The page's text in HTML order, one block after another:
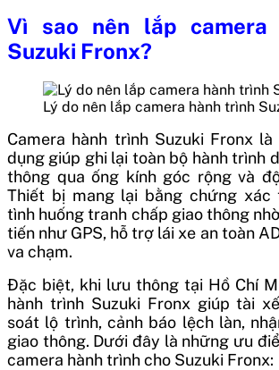
Vì sao nên lắp camera
Suzuki Fronx?
Lý do nên lắp camera hành trình
Camera hành trình Suzuki Fronx
dụng giúp ghi lại toàn bộ hành trình
thông qua ống kính góc rộng và
Thiết bị mang lại bằng chứng
tình huống tranh chấp giao thông
tiến như GPS, hỗ trợ lái xe an toàn
va chạm.
Đặc biệt, khi lưu thông tại Hồ Chí
hành trình Suzuki Fronx giúp tài
soát lộ trình, cảnh báo lệch làn,
giao thông. Dưới đây là những ưu
camera hành trình cho Suzuki Fronx: